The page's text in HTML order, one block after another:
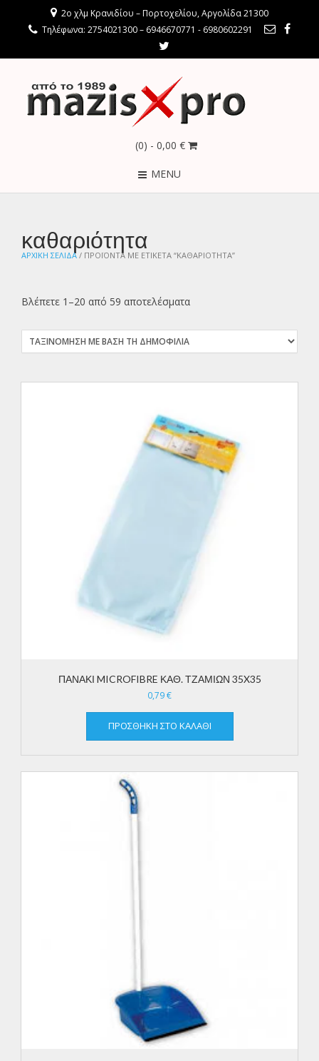
2ο χλμ Κρανιδίου – Πορτοχελίου, Αργολίδα 21300
Τηλέφωνα: 2754021300 – 6946670771 - 6980602291
(0) - 0,00 €
MENU
ΑΡΧΙΚΉ ΣΕΛΊΔΑ / ΠΡΟΪΌΝΤΑ ΜΕ ΕΤΙΚΈΤΑ “ΚΑΘΑΡΙΌΤΗΤΑ”
καθαριότητα
Βλέπετε 1–20 από 59 αποτελέσματα
ΠΑΝΑΚΙ MICROFIBRE ΚΑΘ. ΤΖΑΜΙΩΝ 35X35
0,79€
ΠΡΟΣΘΉΚΗ ΣΤΟ ΚΑΛΆΘΙ